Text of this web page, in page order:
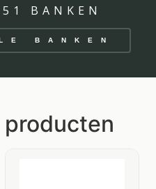
BANKEN
BANKEN